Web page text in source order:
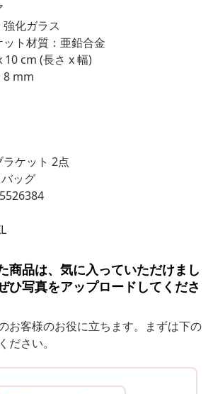
化ガラス
ト材質：亜鉛合金
10 cm (長さ x 幅)
8 mm
ケット 2点
ッグ
商品は、気に入っていただけまし
ひ写真をアップロードしてくださ
お客様のお役に立ちます。まずは下の
ださい。